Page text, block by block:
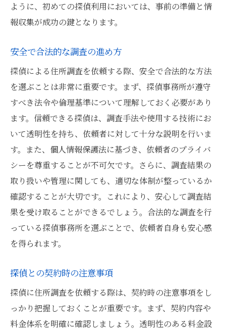
ように、初めての探偵利用においては、事前の準備と情
報収集が成功の鍵となります。
安全で合法的な調査の進め方
探偵による住所調査を依頼する際、安全で合法的な方法
を選ぶことは非常に重要です。まず、探偵事務所が遵守
すべき法令や倫理基準について理解しておく必要があり
ます。信頼できる探偵は、調査手法や使用する技術にお
いて透明性を持ち、依頼者に対して十分な説明を行いま
す。また、個人情報保護法に基づき、依頼者のプライバ
シーを尊重することが不可欠です。さらに、調査結果の
取り扱いや管理に関しても、適切な体制が整っているか
確認することが大切です。これにより、安心して調査結
果を受け取ることができるでしょう。合法的な調査を行
っている探偵事務所を選ぶことで、依頼者自身も安心感
を得られます。
探偵との契約時の注意事項
探偵に住所調査を依頼する際は、契約時の注意事項をし
っかり把握しておくことが重要です。まず、契約内容や
料金体系を明確に確認しましょう。透明性のある料金設